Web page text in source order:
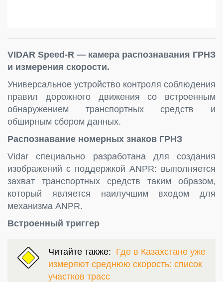
VIDAR Speed-R — камера распознавания ГРНЗ
и измерения скорости.
Универсальное устройство контроля соблюдения
правил дорожного движения со встроенным
обнаружением транспортных средств и
обширным сбором данных.
Распознавание номерных знаков ГРНЗ
Vidar специально разработана для создания
изображений с поддержкой ANPR: выполняется
захват транспортных средств таким образом,
который является наилучшим входом для
механизма ANPR.
Встроенный триггер
Читайте также: Где в Казахстане уже
измеряют среднюю скорость: список
участков трасс